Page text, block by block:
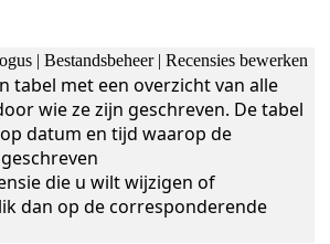
| Bestandsbeheer | Recensies bewerken
tabel met een overzicht van alle
wie ze zijn geschreven. De tabel
datum en tijd waarop de
die u wilt wijzigen of
dan op de corresponderende